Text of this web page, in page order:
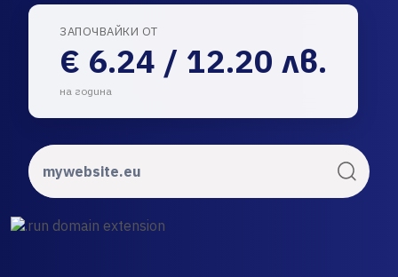
ЗАПОЧВАЙКИ ОТ
€ 6.24 / 12.20 лв.
на година